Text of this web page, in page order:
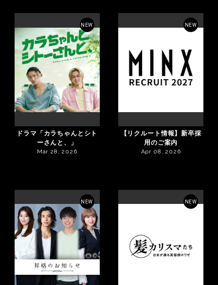
NEW
ドラマ「カラちゃんとシト
ーさんと、」
Mar 28, 2026
NEW
【リクルート情報】新卒採
用のご案内
Apr 08, 2026
NEW NEW